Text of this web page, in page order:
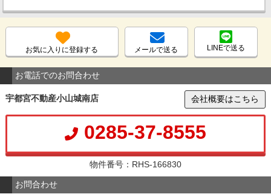
お気に入りに登録する メールで送る LINEで送る
お電話でのお問合わせ
宇都宮不動産小山城南店 会社概要はこちら
0285-37-8555
物件番号：RHS-166830
お問合わせ